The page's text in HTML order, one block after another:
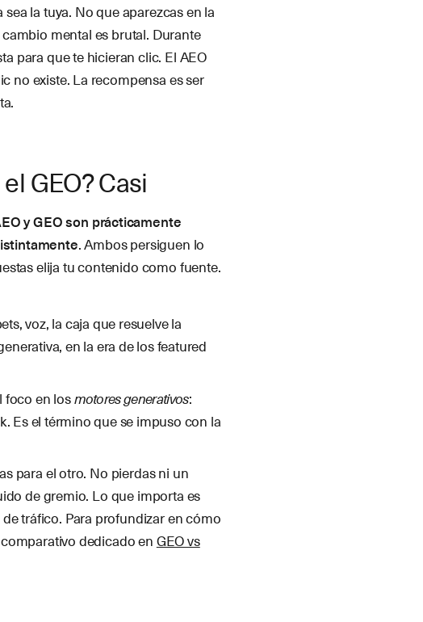
la tuya. No que aparezcas en la
mental es brutal. Durante
para que te hicieran clic. El AEO
no existe. La recompensa es ser
GEO? Casi
y GEO son prácticamente
. Ambos persiguen lo
elija tu contenido como fuente.
voz, la caja que resuelve la
en la era de los featured
foco en losmotores generativos:
Es el término que se impuso con la
para el otro. No pierdas ni un
de gremio. Lo que importa es
de tráfico. Para profundizar en cómo
dedicado enGEO vs